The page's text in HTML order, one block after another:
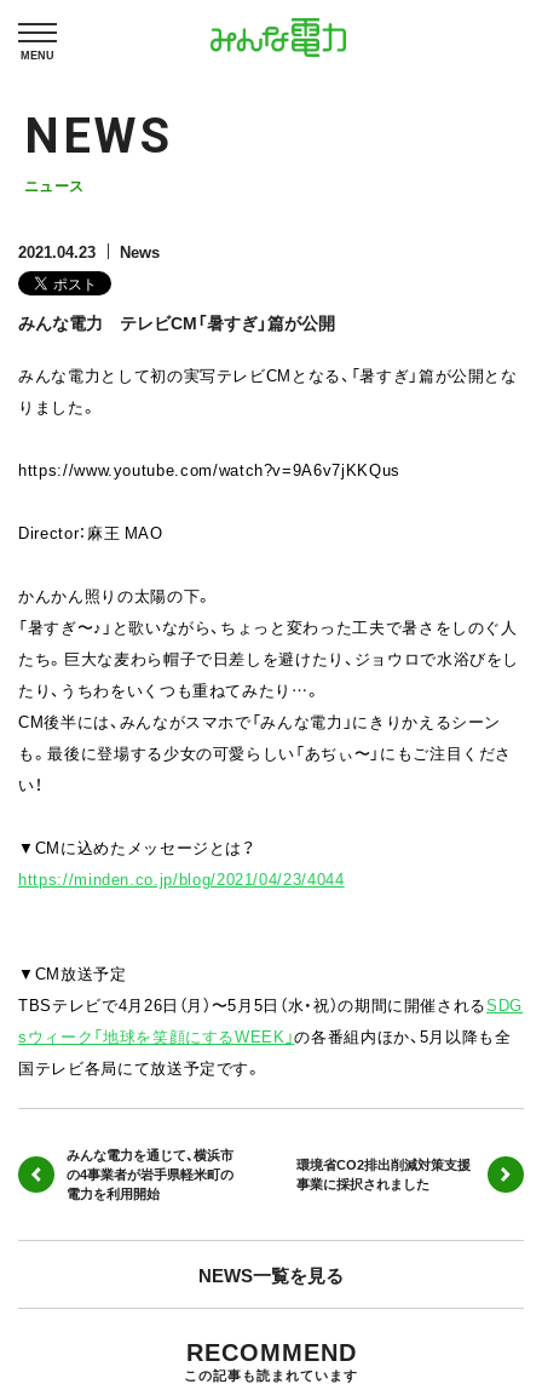
MENU
NEWS
ニュース
2021.04.23 News
みんな電力 テレビCM「暑すぎ」篇が公開
みんな電力として初の実写テレビCMとなる、「暑すぎ」篇が公開とな
りました。
https://www.youtube.com/watch?v=9A6v7jKKQus
Director：麻王 MAO
かんかん照りの太陽の下。
「暑すぎ〜♪」と歌いながら、ちょっと変わった工夫で暑さをしのぐ人
たち。巨大な麦わら帽子で日差しを避けたり、ジョウロで水浴びをし
たり、うちわをいくつも重ねてみたり…。
CM後半には、みんながスマホで「みんな電力」にきりかえるシーン
も。最後に登場する少女の可愛らしい「あぢぃ〜」にもご注目くださ
い！
▼CMに込めたメッセージとは？
https://minden.co.jp/blog/2021/04/23/4044
▼CM放送予定
TBSテレビで4月26日（月）〜5月5日（水・祝）の期間に開催されるSDG
sウィーク「地球を笑顔にするWEEK」の各番組内ほか、5月以降も全
国テレビ各局にて放送予定です。
みんな電力を通じて、横浜市
の4事業者が岩手県軽米町の
電力を利用開始
環境省CO2排出削減対策支援
事業に採択されました
NEWS一覧を見る
RECOMMEND
この記事も読まれています